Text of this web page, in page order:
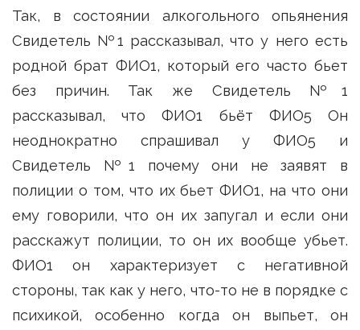
Так, в состоянии алкогольного опьянения
Свидетель №1 рассказывал, что у него есть
родной брат ФИО1, который его часто бьет
без причин. Так же Свидетель №1
рассказывал, что ФИО1 бьёт ФИО5 Он
неоднократно спрашивал у ФИО5 и
Свидетель №1 почему они не заявят в
полиции о том, что их бьет ФИО1, на что они
ему говорили, что он их запугал и если они
расскажут полиции, то он их вообще убьет.
ФИО1 он характеризует с негативной
стороны, так как у него, что-то не в порядке с
психикой, особенно когда он выпьет, он